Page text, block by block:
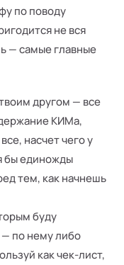
по поводу
не вся
— самые главные
другом — все
КИМа,
насчет чего у
бы единожды
тем, как начнешь
буду
по нему либо
как чек-лист,